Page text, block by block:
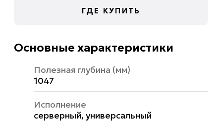
ГДЕ КУПИТЬ
Основные характеристики
Полезная глубина (мм)
1047
Исполнение
серверный, универсальный